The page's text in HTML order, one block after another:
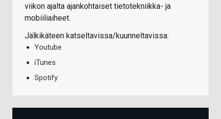
viikon ajalta ajankohtaiset tietotekniikka- ja
mobiiliaiheet.
Jälkikäteen katseltavissa/kuunneltavissa:
Youtube
iTunes
Spotify